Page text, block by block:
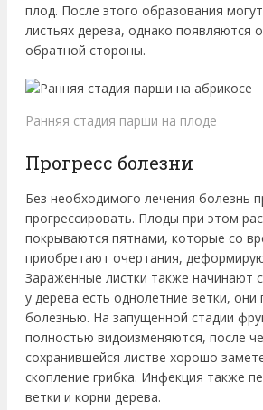
плод. После этого образования
листьях дерева, однако появляются
обратной стороны.
Ранняя стадия парши на плоде
Прогресс болезни
Без необходимого лечения болезнь
прогрессировать. Плоды при этом
покрываются пятнами, которые со
приобретают очертания,
Зараженные листки также начинают
у дерева есть однолетние ветки,
болезнью. На запущенной стадии
полностью видоизменяются, после
сохранившейся листве хорошо
скопление грибка. Инфекция также
ветки и корни дерева.